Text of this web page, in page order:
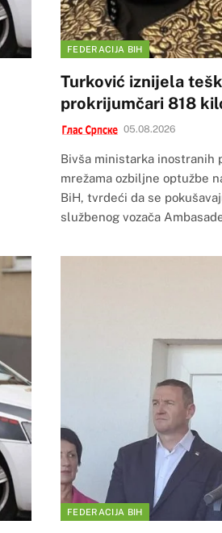
FEDERACIJA BIH
Turković iznijela
prokrijumčari 818
05.08.2026
Bivša ministarka inostranih
mrežama ozbiljne optužbe
BiH, tvrdeći da se
službenog vozača
FEDERACIJA BIH